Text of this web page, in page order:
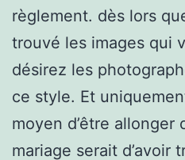
règlement. dès lors
trouvé les images qui
désirez les
ce style. Et
moyen d’être allonger
mariage serait d’avoir